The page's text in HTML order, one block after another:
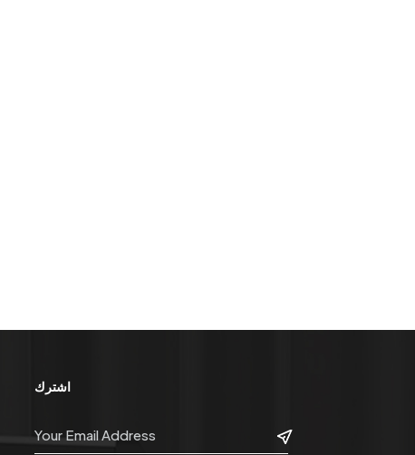
اشترك